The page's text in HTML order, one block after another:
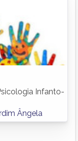
Infanto-
Ângela